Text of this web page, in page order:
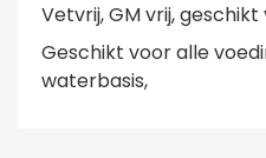
Vetvrij, GM vrij,
Geschikt voor alle
waterbasis,